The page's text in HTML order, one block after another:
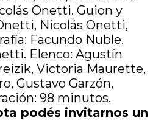
Onetti. Guion y
Nicolás Onetti,
Facundo Nuble.
Elenco: Agustín
Victoria Maurette,
Gustavo Garzón,
98 minutos.
podés invitarnos un